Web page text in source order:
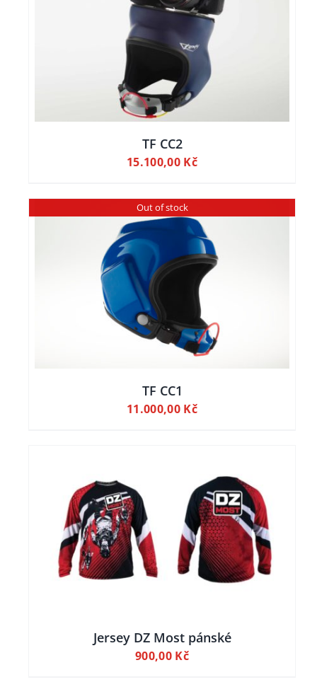
TF CC2
15.100,00 Kč
Out of stock
TF CC1
11.000,00 Kč
Jersey DZ Most pánské
900,00 Kč